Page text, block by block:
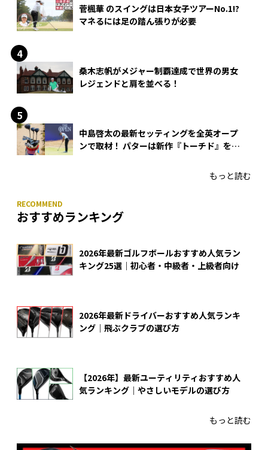
菅楓華 のスイングは日本女子ツアーNo.1!?
マネるには足の踏ん張りが必要
桑木志帆がメジャー制覇達成で世界の男女
レジェンドと肩を並べる！
中島啓太の最新セッティングを全英オープ
ンで取材！ パターは新作『トーチド』を投
もっと読む
おすすめランキング
2026年最新ゴルフボールおすすめ人気ラン
キング25選｜初心者・中級者・上級者向け
2026年最新ドライバーおすすめ人気ランキ
ング｜飛ぶクラブの選び方
【2026年】最新ユーティリティおすすめ人
気ランキング｜やさしいモデルの選び方
もっと読む